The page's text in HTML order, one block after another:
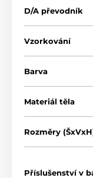
zachováva
R2R si zamilujete.
D/A převodník
Vzorkování
Barva
Materiál těla
Rozměry
Příslušenství v